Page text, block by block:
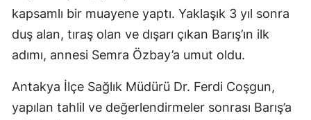
kapsamlı bir muayene yaptı. Yaklaşık 3 yıl sonra
duş alan, tıraş olan ve dışarı çıkan Barış’ın ilk
adımı, annesi Semra Özbay’a umut oldu.
Antakya İlçe Sağlık Müdürü Dr. Ferdi Coşgun,
yapılan tahlil ve değerlendirmeler sonrası Barış’a